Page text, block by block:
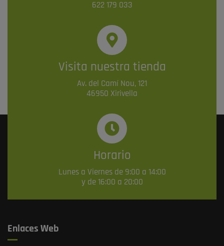
622 179 033
Visita nuestra tienda
Av. del Camí Nou, 121
46950 Xirivella
Horario
Lunes a Viernes de 9:00 a 14:00
y de 16:00 a 20:00
Enlaces Web